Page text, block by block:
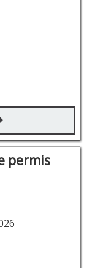
permis